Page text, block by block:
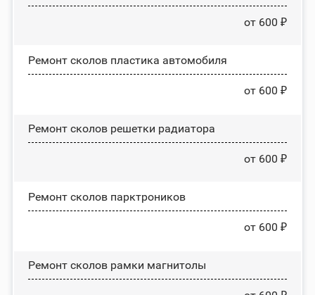
от 600 ₽
Ремонт сколов пластика автомобиля
от 600 ₽
Ремонт сколов решетки радиатора
от 600 ₽
Ремонт сколов парктроников
от 600 ₽
Ремонт сколов рамки магнитолы